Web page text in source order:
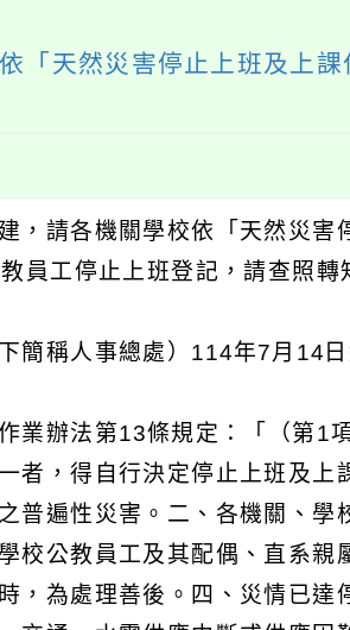
「天然災害停止上班及上
，請各機關學校依「天然災害
員工停止上班登記，請查照轉
簡稱人事總處）114年7月14
業辦法第13條規定：「（第1
者，得自行決定停止上班及上
普遍性災害。二、各機關、學
校公教員工及其配偶、直系親
，為處理善後。四、災情已達